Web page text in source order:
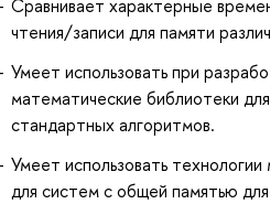
Сравнивает характерные
чтения/записи для памяти
Умеет использовать при
математические библиотеки
стандартных алгоритмов.
Умеет использовать
для систем с общей памятью